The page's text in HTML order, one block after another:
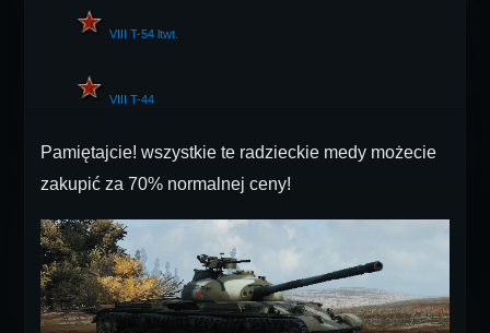
VIII T-54 ltwt.
VIII T-44
Pamiętajcie! wszystkie te radzieckie medy możecie
zakupić za 70% normalnej ceny!